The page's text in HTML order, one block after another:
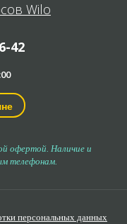
Wilo
42
офертой. Наличие и
телефонам.
персональных данных